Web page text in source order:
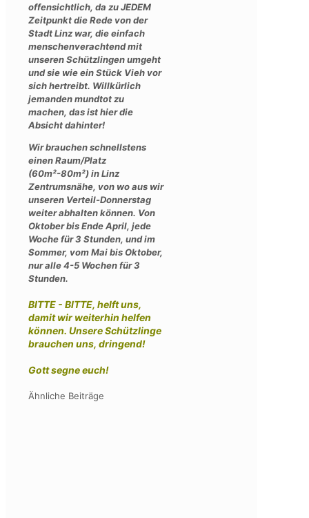
offensichtlich, da zu JEDEM
Zeitpunkt die Rede von der
Stadt Linz war, die einfach
menschenverachtend mit
unseren Schützlingen umgeht
und sie wie ein Stück Vieh vor
sich hertreibt. Willkürlich
jemanden mundtot zu
machen, das ist hier die
Absicht dahinter!
Wir brauchen schnellstens
einen Raum/Platz
(60m²-80m²) in Linz
Zentrumsnähe, von wo aus wir
unseren Verteil-Donnerstag
weiter abhalten können. Von
Oktober bis Ende April, jede
Woche für 3 Stunden, und im
Sommer, vom Mai bis Oktober,
nur alle 4-5 Wochen für 3
Stunden.
BITTE - BITTE, helft uns,
damit wir weiterhin helfen
können. Unsere Schützlinge
brauchen uns, dringend!
Gott segne euch!
Ähnliche Beiträge